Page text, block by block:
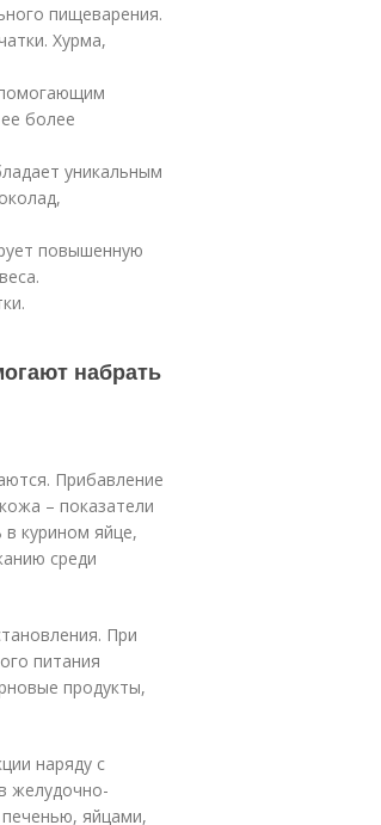
пищеварения.
Хурма,
более
уникальным
повышенную
набрать
Прибавление
– показатели
курином яйце,
среди
При
питания
продукты,
наряду с
желудочно-
яйцами,